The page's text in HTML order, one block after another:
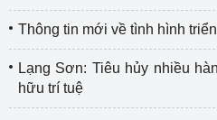
Thông tin mới về tình hình
Lạng Sơn: Tiêu hủy nhiều
hữu trí tuệ